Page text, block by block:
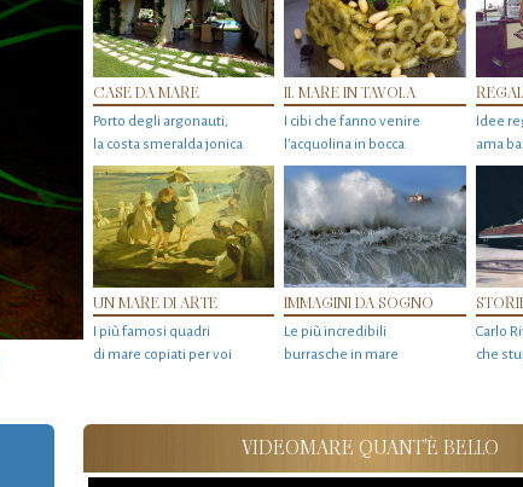
CASE DA MARE
Porto degli argonauti,
la costa smeralda jonica
IL MARE IN TAVOLA
I cibi che fanno venire
l’acquolina in bocca
Idee
ama
UN MARE DI ARTE
I più famosi quadri
di mare copiati per voi
IMMAGINI DA SOGNO
Le più incredibili
burrasche in mare
Carlo
che
VIDEOMARE QUANT'È BELLO